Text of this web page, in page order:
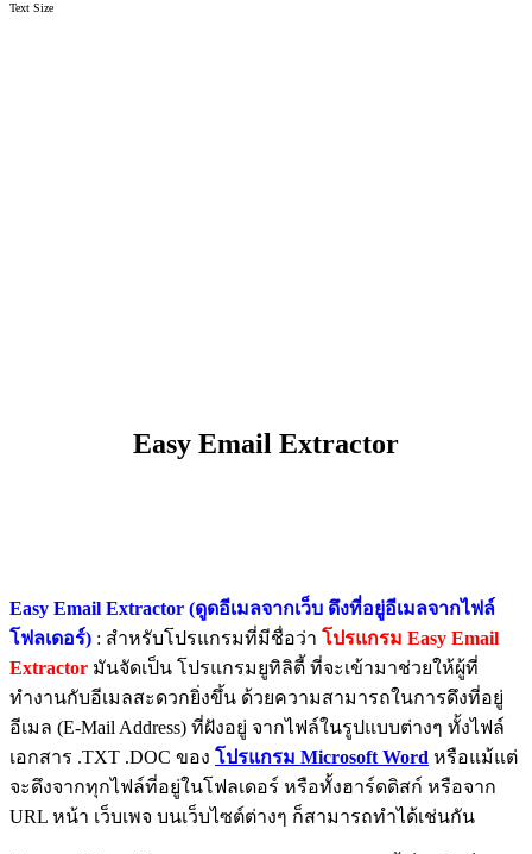
Text Size
Easy Email Extractor
Easy Email Extractor (ดูดอีเมลจากเว็บ ดึงที่อยู่อีเมลจากไฟล์
โฟลเดอร์) : สำหรับโปรแกรมที่มีชื่อว่า โปรแกรม Easy Email
Extractor มันจัดเป็น โปรแกรมยูทิลิตี้ ที่จะเข้ามาช่วยให้ผู้ที่
ทำงานกับอีเมลสะดวกยิ่งขึ้น ด้วยความสามารถในการดึงที่อยู่
อีเมล (E-Mail Address) ที่ฝังอยู่ จากไฟล์ในรูปแบบต่างๆ ทั้งไฟล์
เอกสาร .TXT .DOC ของ โปรแกรม Microsoft Word หรือแม้แต่
จะดึงจากทุกไฟล์ที่อยู่ในโฟลเดอร์ หรือทั้งฮาร์ดดิสก์ หรือจาก
URL หน้า เว็บเพจ บนเว็บไซต์ต่างๆ ก็สามารถทำได้เช่นกัน